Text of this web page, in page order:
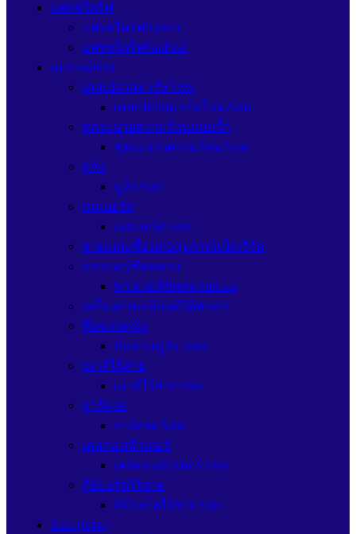
แฟรชไดร์ฟ
แฟรชไดร์ฟApacer
แฟรชไดร์ฟSanDisk
อุปกรณ์ช่าง
เคสเปล่าสมาร์ทโฟน
เคสเปล่าสมาร์ทโฟนAsus
ชุดระบายความร้อนแบบน้ำ
ชุดระบายความร้อนAsus
หูฟัง
หูฟังAsus
เมนบอร์ด
เมนบอร์ดAsus
สายแลนเชื่อมต่ออุปกรณ์เน็ตเวิร์ค
พาวเวอร์ซัพพลาย
พาวเวอร์ซัพพลายAsus
เครื่องอ่าน-เขียนดีวีดีพกพา
ที่แขวนหูฟัง
ที่แขวนหูฟัง Asus
เมาส์ไร้สาย
เมาส์ไร้สายAsus
การ์ดจอ
การ์ดจอAsus
เคสคอมพิวเตอร์
เคสคอมพิวเตอร์Asus
คีย์บอร์ดไร้สาย
คีย์บอร์ดไร้สายAsus
Ram (แรม)